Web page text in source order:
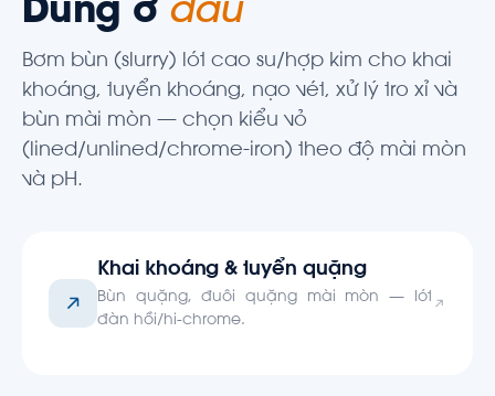
Dùng ở đâu
Bơm bùn (slurry) lót cao su/hợp kim cho khai
khoáng, tuyển khoáng, nạo vét, xử lý tro xỉ và
bùn mài mòn — chọn kiểu vỏ
(lined/unlined/chrome-iron) theo độ mài mòn
và pH.
Khai khoáng & tuyển quặng
Bùn quặng, đuôi quặng mài mòn — lót
đàn hồi/hi-chrome.